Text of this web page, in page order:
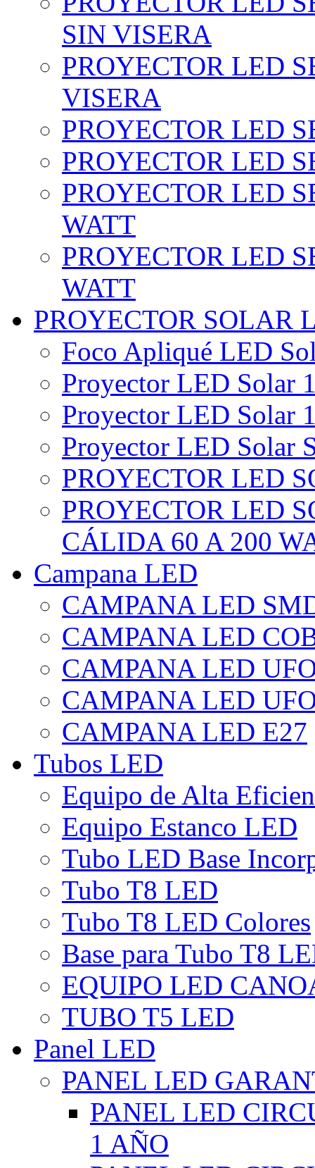
SIN VISERA
PROYECTOR LED
VISERA
PROYECTOR LED
PROYECTOR LED
PROYECTOR LED
WATT
PROYECTOR LED
WATT
PROYECTOR SOLAR
Foco Apliqué LED
Proyector LED Solar
Proyector LED Solar
Proyector LED Solar
PROYECTOR LED
PROYECTOR LED
CÁLIDA 60 A 200
Campana LED
CAMPANA LED
CAMPANA LED
CAMPANA LED
CAMPANA LED
CAMPANA LED E27
Tubos LED
Equipo de Alta
Equipo Estanco LED
Tubo LED Base
Tubo T8 LED
Tubo T8 LED Colores
Base para Tubo T8
EQUIPO LED
TUBO T5 LED
Panel LED
PANEL LED
PANEL LED
1 AÑO